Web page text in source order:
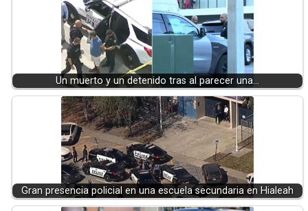
Un muerto y un detenido tras al parecer una…
Gran presencia policial en una escuela secundaria en Hialeah